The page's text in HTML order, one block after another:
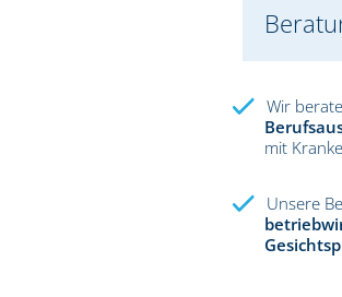
Wir
mit
Unsere